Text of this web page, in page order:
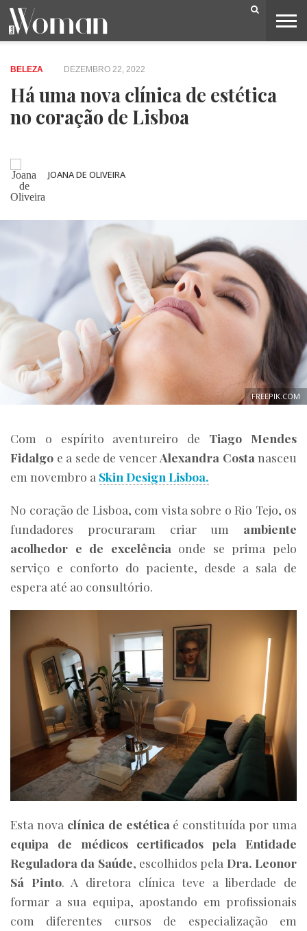
BELEZA
CAPA
LIFESTYLE
MODA
OPINIÃO
PESSOAS
SOCIEDADE
VIDEOS
BELEZA DEZEMBRO 22, 2022
Há uma nova clínica de estética
no coração de Lisboa
JOANA DE OLIVEIRA
FREEPIK.COM
Com o espírito aventureiro de Tiago Mendes
Fidalgo e a sede de vencer Alexandra Costa nasceu
em novembro a Skin Design Lisboa.
No coração de Lisboa, com vista sobre o Rio Tejo, os
fundadores procuraram criar um ambiente
acolhedor e de excelência onde se prima pelo
serviço e conforto do paciente, desde a sala de
espera até ao consultório.
Esta nova clínica de estética é constituída por uma
equipa de médicos certificados pela Entidade
Reguladora da Saúde, escolhidos pela Dra. Leonor
Sá Pinto. A diretora clínica teve a liberdade de
formar a sua equipa, apostando em profissionais
com diferentes cursos de especialização em